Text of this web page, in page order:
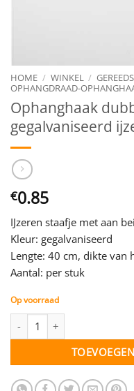
HOME / WINKEL /
OPHANGDRAAD-
Ophanghaak
gegalvaniseerd
€0.85
IJzeren staafje met aan
Kleur: gegalvaniseerd
Lengte: 40 cm, dikte van
Aantal: per stuk
Op voorraad